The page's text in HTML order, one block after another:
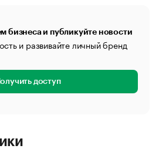
бизнеса и публикуйте новости
и развивайте личный бренд
доступ